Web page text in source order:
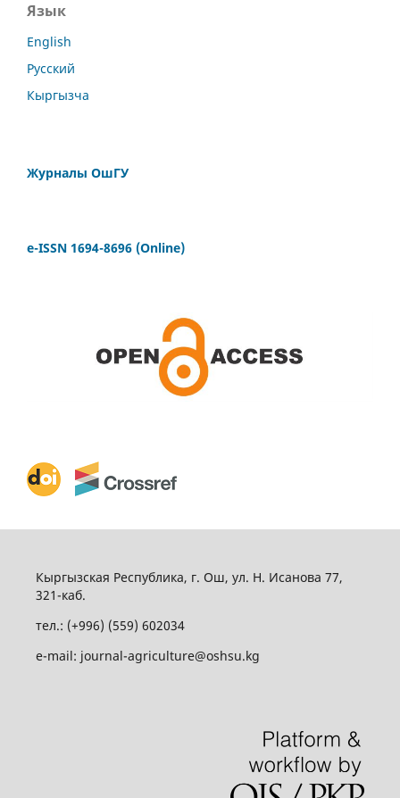
Язык
English
Русский
Кыргызча
Журналы ОшГУ
e-ISSN 1694-8696 (Online)
Кыргызская Республика, г. Ош, ул. Н. Исанова 77,
321-каб.
тел.: (+996) (559) 602034
e-mail: journal-agriculture@oshsu.kg